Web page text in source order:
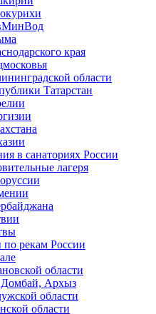
края
области
Татарстан
в санаториях России
лагеря
рекам России
области
Домбай, Архыз
области
области